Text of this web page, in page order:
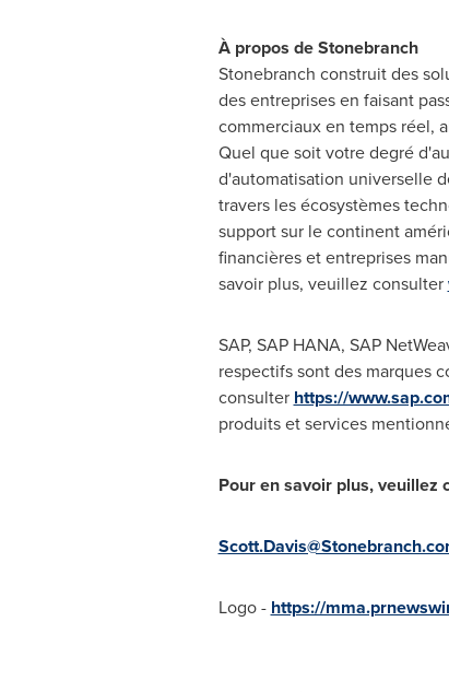
À propos de Stonebranch
Stonebranch construit des
des entreprises en faisant
commerciaux en temps réel,
Quel que soit votre degré
d'automatisation universelle
travers les écosystèmes
support sur le continent
financières et entreprises
savoir plus, veuillez consulter
SAP, SAP HANA, SAP
respectifs sont des marques
consulter https://
produits et services
Pour en savoir plus, veuillez
Logo - https://